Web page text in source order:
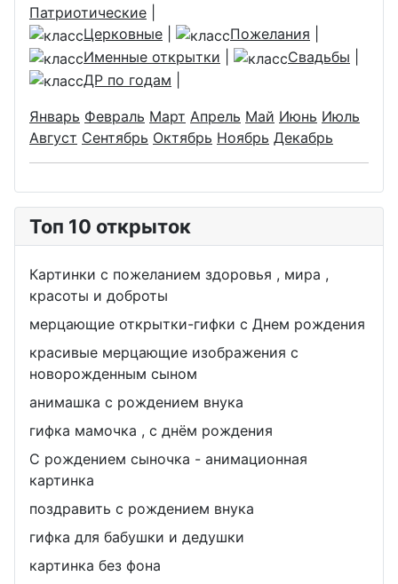
Патриотические
Церковные
Пожелания
Именные открытки
Свадьбы
ДР по годам
Январь Февраль Март Апрель Май Июнь Июль
Август Сентябрь Октябрь Ноябрь Декабрь
Топ 10 открыток
Картинки с пожеланием здоровья , мира ,
красоты и доброты
мерцающие открытки-гифки с Днем рождения
красивые мерцающие изображения с
новорожденным сыном
анимашка с рождением внука
гифка мамочка , с днём рождения
С рождением сыночка - анимационная
картинка
поздравить с рождением внука
гифка для бабушки и дедушки
картинка без фона